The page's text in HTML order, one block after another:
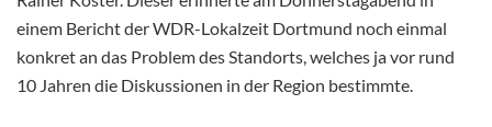
einem Bericht der WDR-Lokalzeit Dortmund noch einmal
konkret an das Problem des Standorts, welches ja vor rund
10 Jahren die Diskussionen in der Region bestimmte.